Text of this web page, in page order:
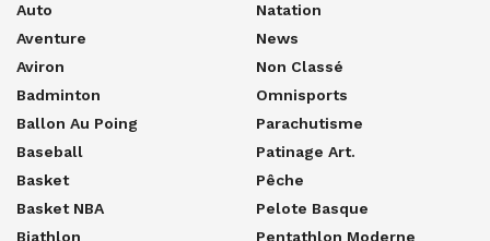
Auto
Aventure
Aviron
Badminton
Ballon Au Poing
Baseball
Basket
Basket NBA
Biathlon
Natation
News
Non Classé
Omnisports
Parachutisme
Patinage Art.
Pêche
Pelote Basque
Pentathlon Moderne